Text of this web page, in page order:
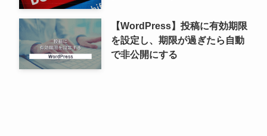
【WordPress】投稿に有効期限
を設定し、期限が過ぎたら自動
で非公開にする